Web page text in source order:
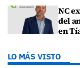
NC
del
en
LO MÁS VISTO